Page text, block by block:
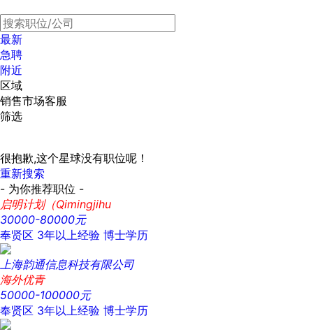
最新
急聘
附近
区域
销售市场客服
筛选
很抱歉,这个星球没有职位呢！
重新搜索
- 为你推荐职位 -
启明计划（Qimingjihu
30000-80000元
奉贤区 3年以上经验 博士学历
上海韵通信息科技有限公司
海外优青
50000-100000元
奉贤区 3年以上经验 博士学历